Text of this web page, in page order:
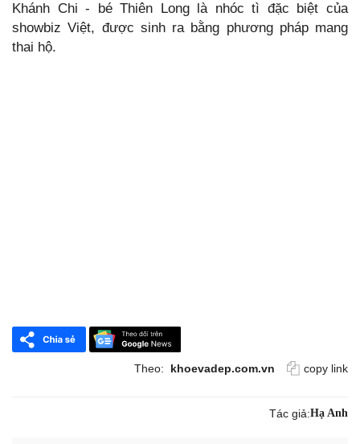
Khánh Chi - bé Thiên Long là nhóc tì đặc biệt của
showbiz Việt, được sinh ra bằng phương pháp mang
thai hộ.
Theo: khoevadep.com.vn copy link
Tác giả:Hạ Anh